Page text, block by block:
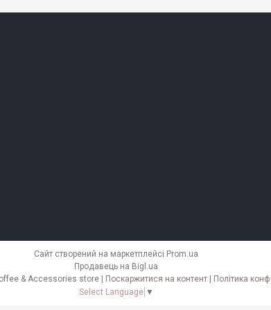
Сайт створений на маркетплейсі Prom.ua
Продавець на Bigl.ua
Поскаржитися на контент
Політика
Select Language ▼